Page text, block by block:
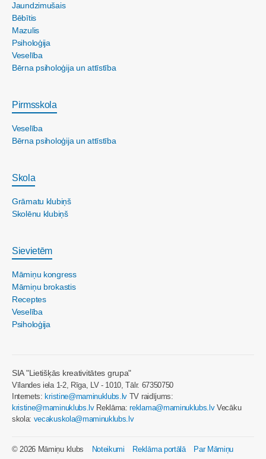
Jaundzimušais
Bēbītis
Mazulis
Psiholoģija
Veselība
Bērna psiholoģija un attīstība
Pirmsskola
Veselība
Bērna psiholoģija un attīstība
Skola
Grāmatu klubiņš
Skolēnu klubiņš
Sievietēm
Māmiņu kongress
Māmiņu brokastis
Receptes
Veselība
Psiholoģija
SIA "Lietišķās kreativitātes grupa"
Vīlandes iela 1-2, Rīga, LV - 1010, Tālr. 67350750
Internets: kristine@maminuklubs.lv TV raidījums:
kristine@maminuklubs.lvReklāma:reklama@maminuklubs.lvVecāku
skola: vecakuskola@maminuklubs.lv
© 2026 Māmiņu klubs Noteikumi Reklāma portālā Par Māmiņu